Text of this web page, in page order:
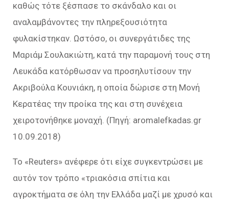
καθώς τότε ξέσπασε το σκάνδαλο και οι
αναλαμβάνοντες την πληρεξουσιότητα
φυλακίστηκαν. Ωστόσο, οι συνεργάτιδες της
Μαριάμ Σουλακιώτη, κατά την παραμονή τους στη
Λευκάδα κατόρθωσαν να προσηλυτίσουν την
Ακριβούλα Κουνιάκη, η οποία δώρισε στη Μονή
Κερατέας την προίκα της και στη συνέχεια
χειροτονήθηκε μοναχή. (Πηγή: aromalefkadas.gr
10.09.2018)
Το «Reuters» ανέφερε ότι είχε συγκεντρώσει με
αυτόν τον τρόπο «τριακόσια σπίτια και
αγροκτήματα σε όλη την Ελλάδα μαζί με χρυσό και